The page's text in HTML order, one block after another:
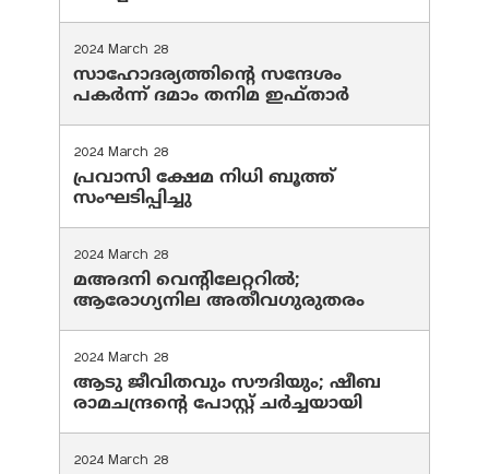
2024 March 28
സാഹോദര്യത്തിന്റെ സന്ദേശം
പകർന്ന് ദമാം തനിമ ഇഫ്‌താർ
2024 March 28
പ്രവാസി ക്ഷേമ നിധി ബൂത്ത്
സംഘടിപ്പിച്ചു
2024 March 28
മഅദനി വെന്റിലേറ്ററിൽ;
ആരോഗ്യനില അതീവഗുരുതരം
2024 March 28
ആടു ജീവിതവും സൗദിയും; ഷീബ
രാമചന്ദ്രന്റെ പോസ്റ്റ് ചര്‍ച്ചയായി
2024 March 28